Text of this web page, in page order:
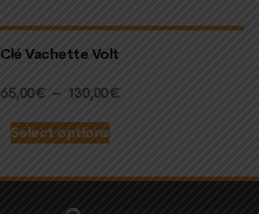
Clé Vachette Volt
65,00€ – 130,00€Plage
à
Select options